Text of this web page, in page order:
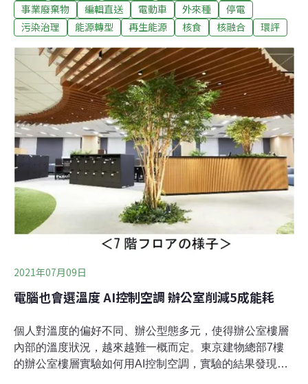
用於飼料用途或飼料原料用途者，應依《飼料管理法》及
《動物傳染病防治條例》相關規定辦理，健全廚餘再利用
管理方式及符合再利用管理實務需求。（工商時報報導）
開放福食預告期僅十天 輻射污染容許量遭疑較俄烏寬鬆政
府即將開放日本福島五縣市食品進口，立委陳椒華認為十
天預告期過短，並指出放射性物質鍶90，半衰期高達29
年，對人體有害，卻未訂出容許值。也有質疑認為，台灣
的食品輻射標準較俄羅斯、烏克蘭等國寬鬆。
事業廢棄物
編輯直送 電動車 外來種
停電
污染治理
能源轉型 再生能源 核食 核融合 環評
2021年07月09日
電腦也會選溫度 AI控制空調 辦公室削減5成能耗
個人對溫度的偏好不同、辦公型態多元，使得辦公室樓層
內部的溫度狀況，越來越難一概而定。東京建物總部7樓
的辦公室樓層實驗如何用AI控制空調，實驗的結果發現：